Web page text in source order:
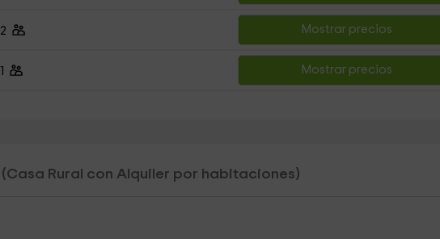
2 Mostrar precios
1 Mostrar precios
(Casa Rural con Alquiler por habitaciones)